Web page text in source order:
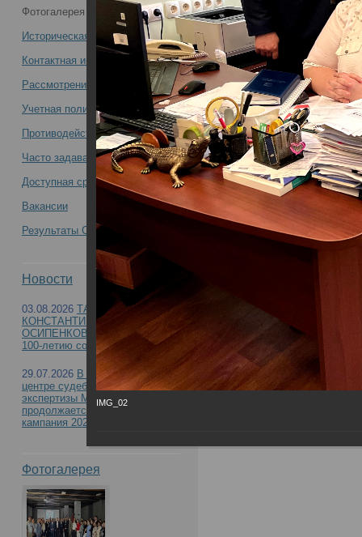
приняло участие в выездном рабочем
совещании на базе судебно-
медицинских учреждений Приморского
края -
Руководство РЦСМЭ 22-24.08.2022 приняло
медицинских учреждений Приморского края
Фотогалерея
Историческая справка
Контактная информация
Рассмотрение обращений
Учетная политика учреждения
Противодействие коррупции
Часто задаваемые вопросы
Доступная среда
Вакансии
Результаты СОУТ
Новости
03.08.2026 ТАМАРА
КОНСТАНТИНОВНА
ОСИПЕНКОВА-ВИЧТОМОВА (к
100-летию со дня рождения)
29.07.2026 В Российском
центре судебно-медицинской
экспертизы Минздрава России
продолжается приемная
кампания 2026
Фотогалерея
IMG_02